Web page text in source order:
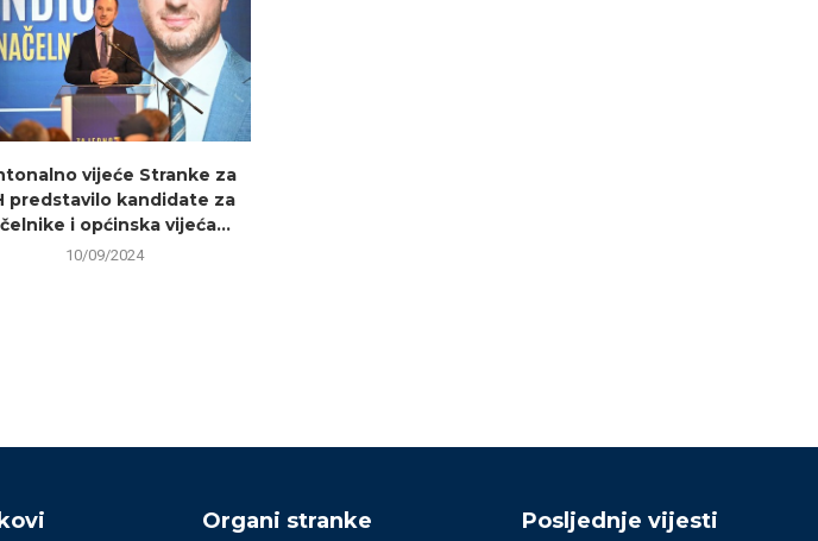
vijeće Stranke za
predstavilo kandidate za
i općinska vijeća...
10/09/2024
Organi stranke Posljednje vijesti